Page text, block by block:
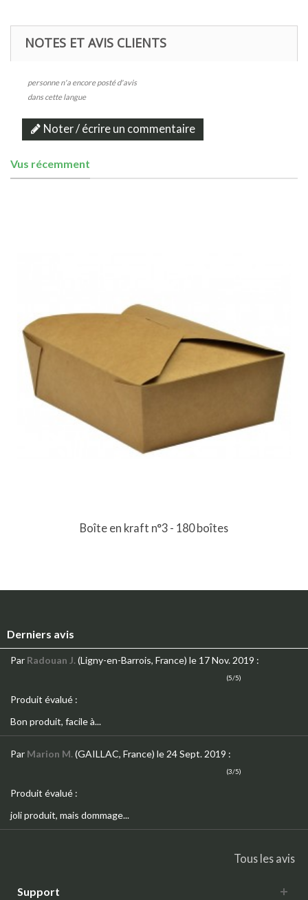
NOTES ET AVIS CLIENTS
personne n'a encore posté d'avis
dans cette langue
Noter / écrire un commentaire
Vus récemment
Boîte en kraft n°3 - 180 boîtes
Derniers avis
Par Radouan J.(Ligny-en-Barrois, France) le 17 Nov. 2019 :
(5/5)
Produit évalué :
Bon produit, facile à...
Par Marion M.(GAILLAC, France) le 24 Sept. 2019 :
(3/5)
Produit évalué :
joli produit, mais dommage...
Tous les avis
Support